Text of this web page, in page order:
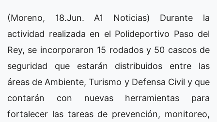
(Moreno, 18.Jun. A1 Noticias) Durante la
actividad realizada en el Polideportivo Paso del
Rey, se incorporaron 15 rodados y 50 cascos de
seguridad que estarán distribuidos entre las
áreas de Ambiente, Turismo y Defensa Civil y que
contarán con nuevas herramientas para
fortalecer las tareas de prevención, monitoreo,